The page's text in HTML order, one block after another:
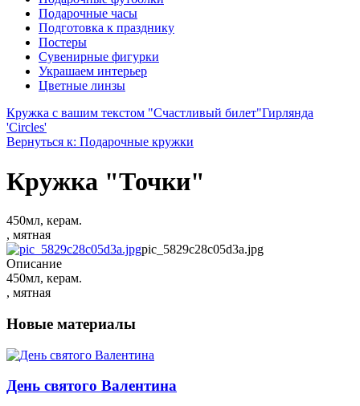
Подарочные часы
Подготовка к празднику
Постеры
Сувенирные фигурки
Украшаем интерьер
Цветные линзы
Кружка с вашим текстом "Счастливый билет"Гирлянда
'Circles'
Вернуться к: Подарочные кружки
Кружка "Точки"
450мл, керам.
, мятная
pic_5829c28c05d3a.jpg
Описание
450мл, керам.
, мятная
Новые материалы
День святого Валентина